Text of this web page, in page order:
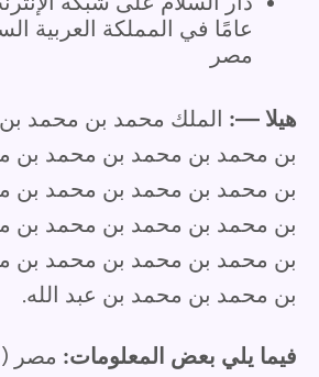
عامًا في المملكة العربية
مصر
هيلا —: الملك محمد بن محمد
بن محمد بن محمد بن محمد بن
بن محمد بن محمد بن محمد بن
بن محمد بن محمد بن محمد بن
بن محمد بن محمد بن محمد بن
بن محمد بن محمد بن عبد الله.
فيما يلي بعض المعلومات: مصر